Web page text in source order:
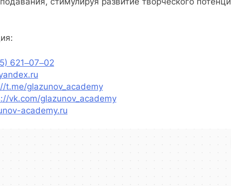
621‒07‒02
t.me/glazunov_academy
vk.com/glazunov_academy
academy.ru